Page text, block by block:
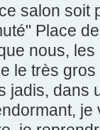
salon soit
Place
nous,
le très gros
jadis, dans